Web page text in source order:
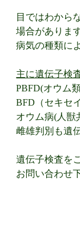
目ではわから
場合がありま
病気の種類に
主に遺伝子検
PBFD(オウム
BFD（セキセ
オウム病(人獣
雌雄判別も遺
遺伝子検査を
お問い合わせ